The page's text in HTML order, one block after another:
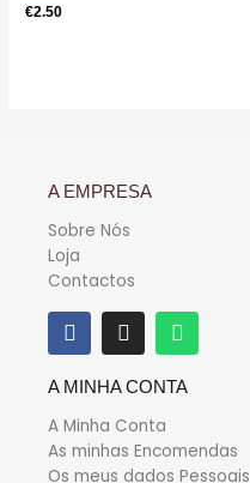
Avaliação
€2.50
A EMPRESA
Sobre Nós
Loja
Contactos
A MINHA CONTA
A Minha Conta
As minhas Encomendas
Os meus dados Pessoais